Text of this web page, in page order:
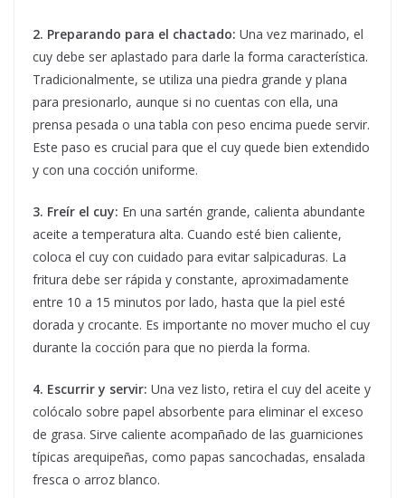
2. Preparando para el chactado: Una vez marinado, el
cuy debe ser aplastado para darle la forma característica.
Tradicionalmente, se utiliza una piedra grande y plana
para presionarlo, aunque si no cuentas con ella, una
prensa pesada o una tabla con peso encima puede servir.
Este paso es crucial para que el cuy quede bien extendido
y con una cocción uniforme.
3. Freír el cuy: En una sartén grande, calienta abundante
aceite a temperatura alta. Cuando esté bien caliente,
coloca el cuy con cuidado para evitar salpicaduras. La
fritura debe ser rápida y constante, aproximadamente
entre 10 a 15 minutos por lado, hasta que la piel esté
dorada y crocante. Es importante no mover mucho el cuy
durante la cocción para que no pierda la forma.
4. Escurrir y servir: Una vez listo, retira el cuy del aceite y
colócalo sobre papel absorbente para eliminar el exceso
de grasa. Sirve caliente acompañado de las guarniciones
típicas arequipeñas, como papas sancochadas, ensalada
fresca o arroz blanco.